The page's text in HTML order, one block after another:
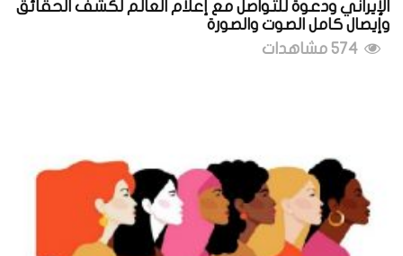
الإيراني ودعوة للتواصل مع إعلام العالم لكشف الحقائق
وإيصال كامل الصوت والصورة